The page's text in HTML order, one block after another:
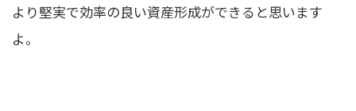
より堅実で効率の良い資産形成ができると思います
よ。